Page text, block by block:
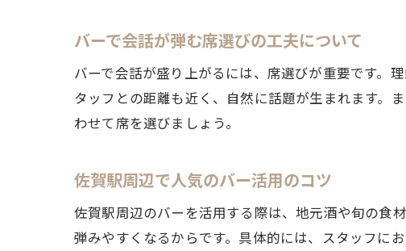
バーで会話が弾む席選びの工夫について
バーで会話が盛り上がるには、席選びが重要です。
タッフとの距離も近く、自然に話題が生まれます。
わせて席を選びましょう。
佐賀駅周辺で人気のバー活用のコツ
佐賀駅周辺のバーを活用する際は、地元酒や旬の食
弾みやすくなるからです。具体的には、スタッフに